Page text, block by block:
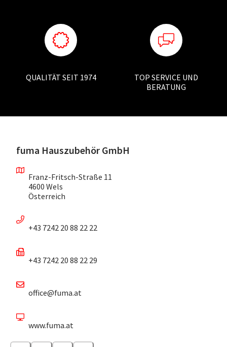
QUALITÄT SEIT 1974
TOP SERVICE UND
BERATUNG
fuma Hauszubehör GmbH
Franz-Fritsch-Straße 11
4600 Wels
Österreich
+43 7242 20 88 22 22
+43 7242 20 88 22 29
office@fuma.at
www.fuma.at